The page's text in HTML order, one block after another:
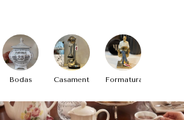
Bodas Casamento Formatura